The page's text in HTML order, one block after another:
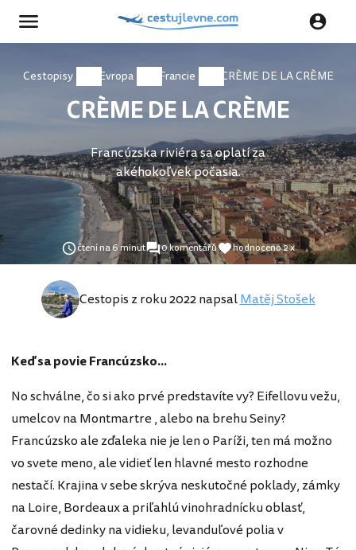
Cestopisy Evropa Francie CRÈME DE LA CRÈME
CRÈME DE LA CRÈME
Francúzska riviéra sa oplatí za
akéhokoľvek počasia.
čtení na 6 minut 0 komentářů hodnoceno 2 x
Cestopis z roku 2022 napsalMatěj Stošek
Keď sa povie Francúzsko...
No schválne, čo si ako prvé predstavíte vy? Eifellovu vežu,
umelcov na Montmartre , alebo na brehu Seiny?
Francúzsko ale zďaleka nie je len o Paríži, ten má možno
vo svete meno, ale vidieť len hlavné mesto rozhodne
nestačí. Krajina v sebe skrýva neskutočné poklady, zámky
na Loire, Bordeaux a priľahlú vinohradnícku oblasť,
čarovné dedinky na vidieku, levanduľové polia v